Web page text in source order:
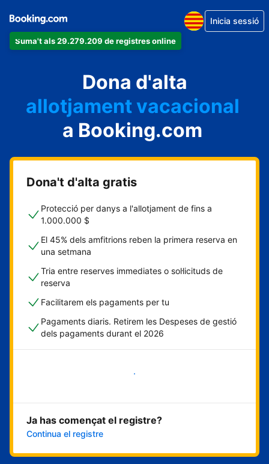
Suma't als 29.279.209 de registres online
Inicia sessió
Dona d'alta
un apartament
un hotel
allotjament vacacional
un hostal
una casa rural
a Booking.com
Dona't d'alta gratis
Protecció per danys a l'allotjament de fins a
1.000.000 $
El 45% dels amfitrions reben la primera reserva en
una setmana
Tria entre reserves immediates o sol·licituds de
reserva
Facilitarem els pagaments per tu
Pagaments diaris. Retirem les Despeses de gestió
dels pagaments durant el 2026
Comença ara
Ja has començat el registre?
Continua el registre